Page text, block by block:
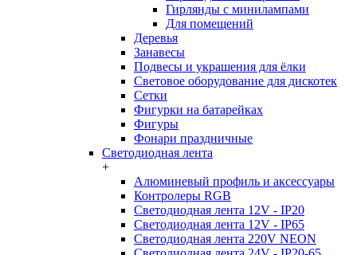
Гирлянды с минилампами
Для помещений
Деревья
Занавесы
Подвесы и украшения для ёлки
Световое оборудование для дискотек
Сетки
Фигурки на батарейках
Фигуры
Фонари праздничные
Светодиодная лента
+
Алюминевый профиль и аксессуары
Контролеры RGB
Светодиодная лента 12V - IP20
Светодиодная лента 12V - IP65
Светодиодная лента 220V NEON